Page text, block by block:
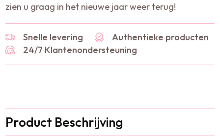
zien u graag in het nieuwe jaar weer terug!
Snelle levering
Authentieke producten
24/7 Klantenondersteuning
Product Beschrijving